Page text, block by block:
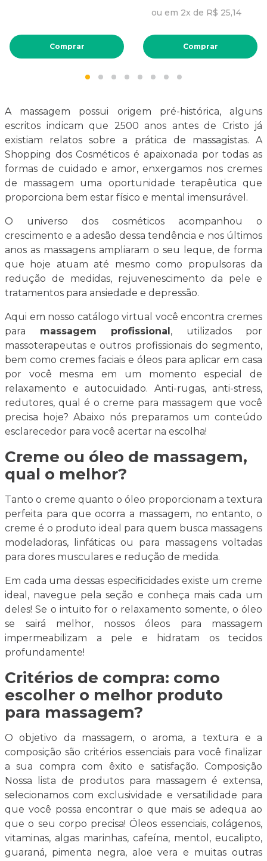
Comprar
ou em 2x de R$ 25,14
Comprar
A massagem possui origem pré-histórica, alguns
escritos indicam que 2500 anos antes de Cristo já
existiam relatos sobre a prática de massagistas. A
Shopping dos Cosméticos é apaixonada por todas as
formas de cuidado e amor, enxergamos nos cremes
de massagem uma oportunidade terapêutica que
proporciona bem estar físico e mental imensurável.
O universo dos cosméticos acompanhou o
crescimento e a adesão dessa tendência e nos últimos
anos as massagens ampliaram o seu leque, de forma
que hoje atuam até mesmo como propulsoras da
redução de medidas, rejuvenescimento da pele e
tratamentos para ansiedade e depressão.
Aqui em nosso catálogo virtual você encontra cremes
para massagem profissional, utilizados por
massoterapeutas e outros profissionais do segmento,
bem como cremes faciais e óleos para aplicar em casa
por você mesma em um momento especial de
relaxamento e autocuidado. Anti-rugas, anti-stress,
redutores, qual é o creme para massagem que você
precisa hoje? Abaixo nós preparamos um conteúdo
esclarecedor para você acertar na escolha!
Creme ou óleo de massagem,
qual o melhor?
Tanto o creme quanto o óleo proporcionam a textura
perfeita para que ocorra a massagem, no entanto, o
creme é o produto ideal para quem busca massagens
modeladoras, linfáticas ou para massagens voltadas
para dores musculares e redução de medida.
Em cada uma dessas especificidades existe um creme
ideal, navegue pela seção e conheça mais cada um
deles! Se o intuito for o relaxamento somente, o óleo
se sairá melhor, nossos óleos para massagem
impermeabilizam a pele e hidratam os tecidos
profundamente!
Critérios de compra: como
escolher o melhor produto
para massagem?
O objetivo da massagem, o aroma, a textura e a
composição são critérios essenciais para você finalizar
a sua compra com êxito e satisfação. Composição
Nossa lista de produtos para massagem é extensa,
selecionamos com exclusividade e versatilidade para
que você possa encontrar o que mais se adequa ao
que o seu corpo precisa! Óleos essenciais, colágenos,
vitaminas, algas marinhas, cafeína, mentol, eucalipto,
guaraná, pimenta negra, aloe vera e muitas outras